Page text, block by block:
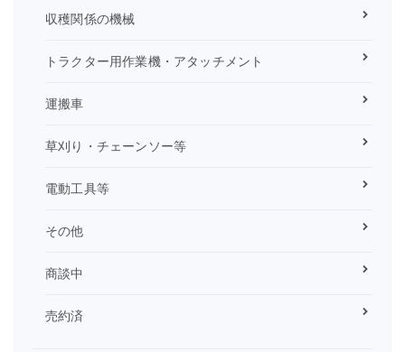
収穫関係の機械
トラクター用作業機・アタッチメント
運搬車
草刈り・チェーンソー等
電動工具等
その他
商談中
売約済